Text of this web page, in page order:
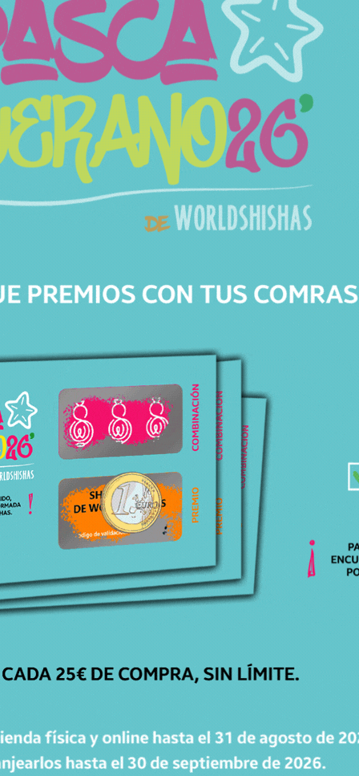
Categorías Cazoletas
Marca Moon
Stock En Stock
Precio 19,95
ATENCIÓN
PERSONALIZADA
Respondemos todas tus dudas, ¡Contáctanos!
Para pedidos superiores a 30€ en península.